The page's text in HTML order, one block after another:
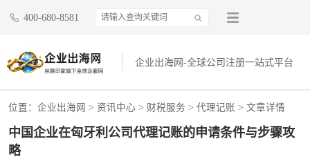
400-680-8581
企业出海网-全球公司注册一站式平台
位置： 企业出海网 > 资讯中心 > 财税服务 > 代理记账 > 文章详情
中国企业在匈牙利公司代理记账的申请条件与步骤攻
略